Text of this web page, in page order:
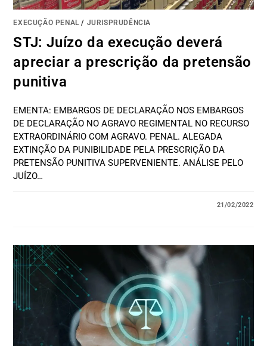
EXECUÇÃO PENAL / JURISPRUDÊNCIA
STJ: Juízo da execução deverá
apreciar a prescrição da pretensão
punitiva
EMENTA: EMBARGOS DE DECLARAÇÃO NOS EMBARGOS
DE DECLARAÇÃO NO AGRAVO REGIMENTAL NO RECURSO
EXTRAORDINÁRIO COM AGRAVO. PENAL. ALEGADA
EXTINÇÃO DA PUNIBILIDADE PELA PRESCRIÇÃO DA
PRETENSÃO PUNITIVA SUPERVENIENTE. ANÁLISE PELO
JUÍZO…
21/02/2022